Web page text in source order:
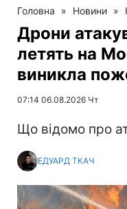
Головна » Новини »
Дрони
летять на
виникла
07:14 06.08.2026 Чт
Що відомо про
ЕДУАРД ТКАЧ